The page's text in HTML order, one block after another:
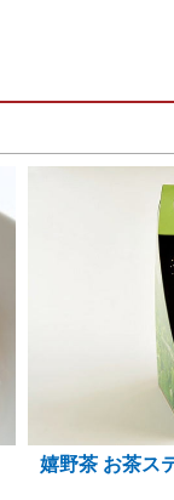
嬉野茶 お茶ス